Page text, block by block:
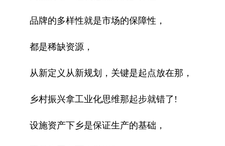
品牌的多样性就是市场的保障性，
都是稀缺资源，
从新定义从新规划，关键是起点放在那，
乡村振兴拿工业化思维那起步就错了!
设施资产下乡是保证生产的基础，